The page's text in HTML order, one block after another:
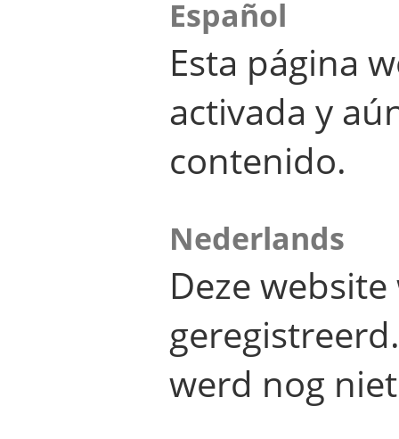
Español
Esta página
activada y
contenido.
Nederlands
Deze
werd nog